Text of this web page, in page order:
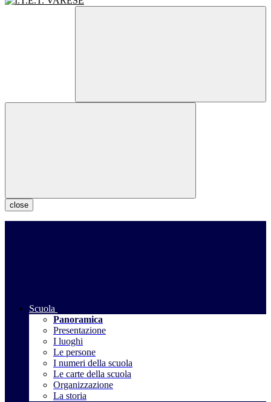
close
Scuola
Panoramica
Presentazione
I luoghi
Le persone
I numeri della scuola
Le carte della scuola
Organizzazione
La storia